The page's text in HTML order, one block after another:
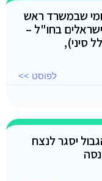
שבמשרד ראש
בחו"ל –
סיני),
לפוסט >>
יסגר לנצח